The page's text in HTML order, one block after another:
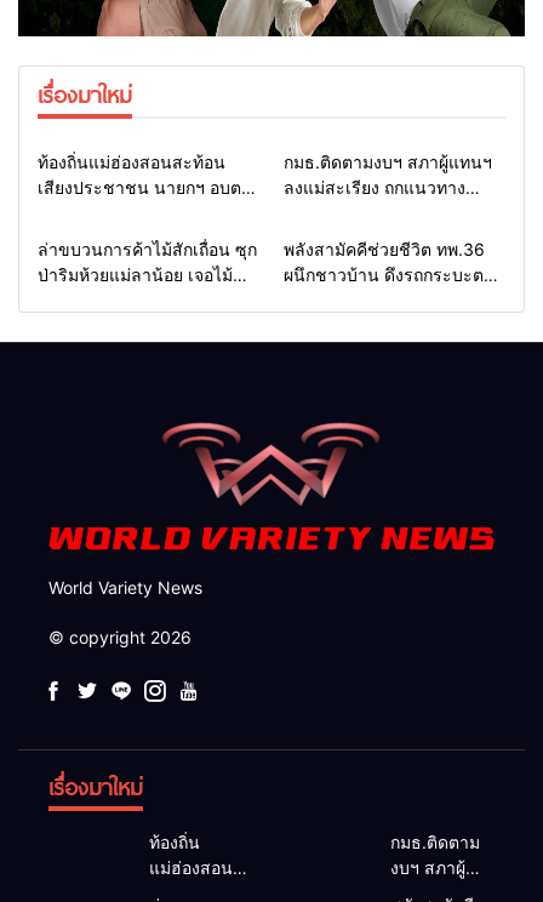
เรื่องมาใหม่
Home รอบรั้วทั่วไทย
ท้องถิ่นแม่ฮ่องสอนสะท้อน
เสียงประชาชน นายกฯ อบต.-
สภาฯ ขอหนุนงบพัฒนาถนน
แหล่งน้ำ และท่องเที่ยว
Home รอบรั้วทั่วไทย
กมธ.ติดตามงบฯ สภาผู้แทนฯ
ลงแม่สะเรียง ถกแนวทาง
พื้นที่ หนุนท่องเที่ยว 3 อำเภอ
ชายแดน
Home รอบรั้วทั่วไทย
ล่าขบวนการค้าไม้สักเถื่อน ซุก
ป่าริมห้วยแม่ลาน้อย เจอไม้
Home แวดวงทหาร
พลังสามัคคีช่วยชีวิต ทพ.36
ผนึกชาวบ้าน ดึงรถกระบะตก
World Variety News
© copyright 2026
เรื่องมาใหม่
ท้องถิ่น
แม่ฮ่องสอน
กมธ.ติดตาม
งบฯ สภาผู้